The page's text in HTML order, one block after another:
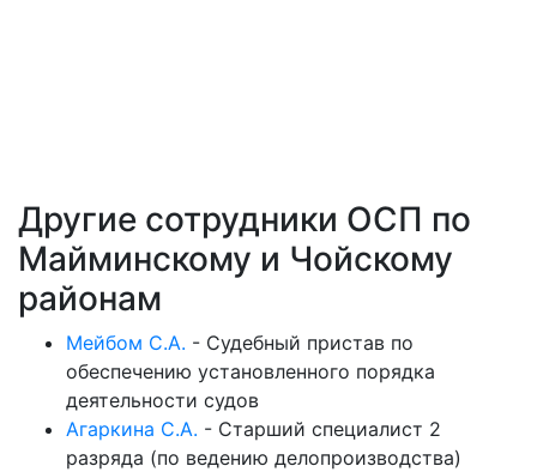
Другие сотрудники ОСП по
Майминскому и Чойскому
районам
Мейбом С.А. - Судебный пристав по
обеспечению установленного порядка
деятельности судов
Агаркина С.А. - Старший специалист 2
разряда (по ведению делопроизводства)